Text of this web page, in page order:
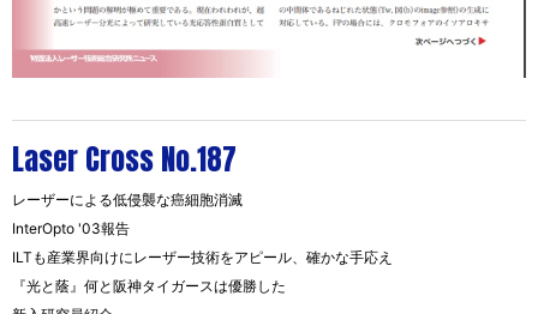
Laser Cross No.187
レーザーによる低侵襲な癌細胞消滅
InterOpto '03報告
ILTも産業界向けにレーザー技術をアピール、確かな手応え
『光と蔭』何と阪神タイガースは優勝した